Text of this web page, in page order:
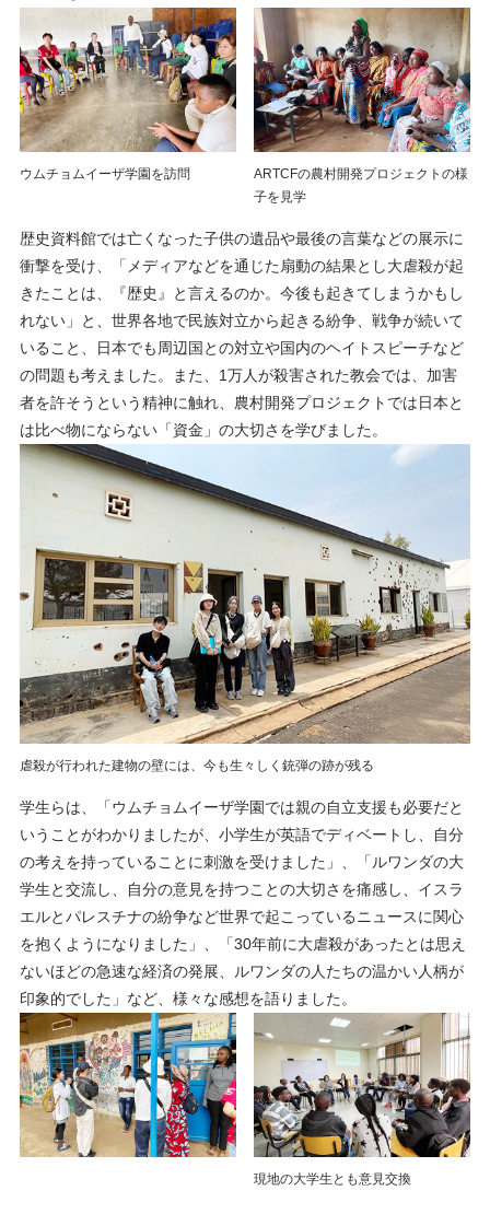
ウムチョムイーザ学園を訪問
ARTCFの農村開発プロジェクトの様
子を見学
歴史資料館では亡くなった子供の遺品や最後の言葉などの展示に
衝撃を受け、「メディアなどを通じた扇動の結果とし大虐殺が起
きたことは、『歴史』と言えるのか。今後も起きてしまうかもし
れない」と、世界各地で民族対立から起きる紛争、戦争が続いて
いること、日本でも周辺国との対立や国内のヘイトスピーチなど
の問題も考えました。また、1万人が殺害された教会では、加害
者を許そうという精神に触れ、農村開発プロジェクトでは日本と
は比べ物にならない「資金」の大切さを学びました。
虐殺が行われた建物の壁には、今も生々しく銃弾の跡が残る
学生らは、「ウムチョムイーザ学園では親の自立支援も必要だと
いうことがわかりましたが、小学生が英語でディベートし、自分
の考えを持っていることに刺激を受けました」、「ルワンダの大
学生と交流し、自分の意見を持つことの大切さを痛感し、イスラ
エルとパレスチナの紛争など世界で起こっているニュースに関心
を抱くようになりました」、「30年前に大虐殺があったとは思え
ないほどの急速な経済の発展、ルワンダの人たちの温かい人柄が
印象的でした」など、様々な感想を語りました。
現地の大学生とも意見交換